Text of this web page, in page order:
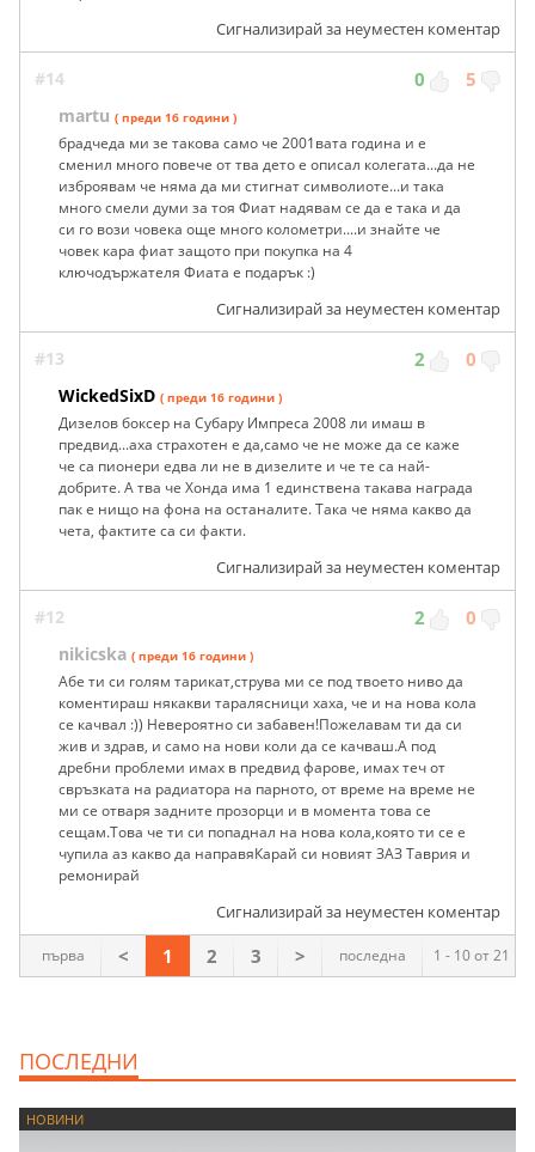
Сигнализирай за неуместен коментар
#14 0 5
martu ( преди 16 години )
брадчеда ми зе такова само че 2001вата година и е
сменил много повече от тва дето е описал колегата...да не
изброявам че няма да ми стигнат символиоте...и така
много смели думи за тоя Фиат надявам се да е така и да
си го вози човека още много колометри....и знайте че
човек кара фиат защото при покупка на 4
ключодържателя Фиата е подарък :)
Сигнализирай за неуместен коментар
#13 2 0
WickedSixD ( преди 16 години )
Дизелов боксер на Субару Импреса 2008 ли имаш в
предвид...аха страхотен е да,само че не може да се каже
че са пионери едва ли не в дизелите и че те са най-
добрите. А тва че Хонда има 1 единствена такава награда
пак е нищо на фона на останалите. Така че няма какво да
чета, фактите са си факти.
Сигнализирай за неуместен коментар
#12 2 0
nikicska ( преди 16 години )
Абе ти си голям тарикат,струва ми се под твоето ниво да
коментираш някакви таралясници хаха, че и на нова кола
се качвал :)) Невероятно си забавен!Пожелавам ти да си
жив и здрав, и само на нови коли да се качваш.А под
дребни проблеми имах в предвид фарове, имах теч от
свръзката на радиатора на парното, от време на време не
ми се отваря задните прозорци и в момента това се
сещам.Това че ти си попаднал на нова кола,която ти се е
чупила аз какво да направяКарай си новият ЗАЗ Таврия и
ремонирай
Сигнализирай за неуместен коментар
1 - 10 от 21
първа < 1 2 3 > последна
ПОСЛЕДНИ
НОВИНИ